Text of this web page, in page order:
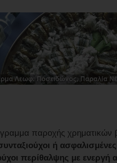
παροχής
συνταξιούχοι ή
περίθαλψης με ενεργή